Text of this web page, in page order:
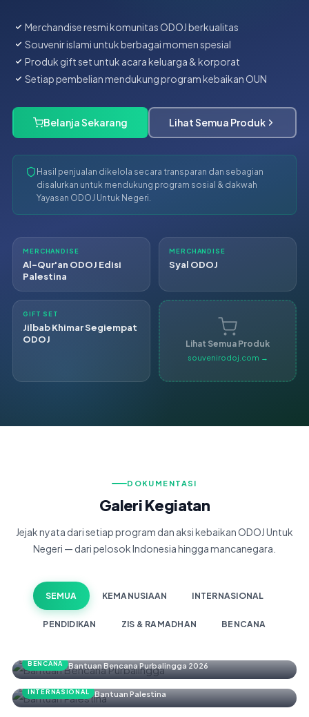
Merchandise resmi komunitas ODOJ berkualitas
Souvenir islami untuk berbagai momen spesial
Produk gift set untuk acara keluarga & korporat
Setiap pembelian mendukung program kebaikan OUN
Belanja Sekarang Lihat Semua Produk
Hasil penjualan dikelola secara transparan dan sebagian
disalurkan untuk mendukung program sosial & dakwah
Yayasan ODOJ Untuk Negeri.
MERCHANDISE
Al-Qur'an ODOJ Edisi
Palestina
MERCHANDISE
Syal ODOJ
GIFT SET
Jilbab Khimar Segiempat
ODOJ
Lihat Semua Produk
souvenirodoj.com →
DOKUMENTASI
Galeri Kegiatan
Jejak nyata dari setiap program dan aksi kebaikan ODOJ Untuk
Negeri — dari pelosok Indonesia hingga mancanegara.
SEMUA KEMANUSIAAN INTERNASIONAL
PENDIDIKAN ZIS & RAMADHAN BENCANA
BENCANA Bantuan Bencana Purbalingga 2026
INTERNASIONAL Bantuan Palestina